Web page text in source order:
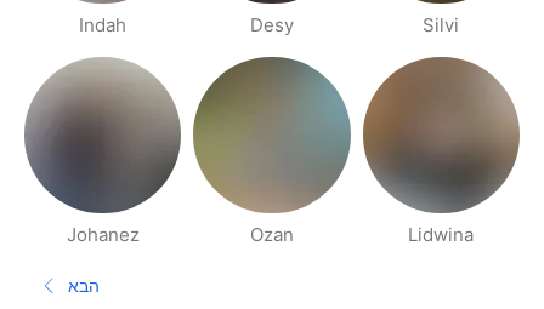
Silvi
Desy
Indah
Lidwina
Ozan
Johanez
העמוד
הבא